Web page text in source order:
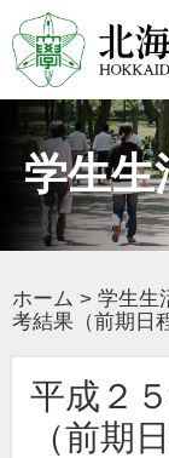
学生生
ホーム > 学生生
考結果（前期日
平成２
（前期